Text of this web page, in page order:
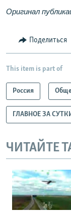
Оригинал
Поделиться
This item is part of
Россия
ГЛАВНОЕ ЗА
ЧИТАЙТЕ